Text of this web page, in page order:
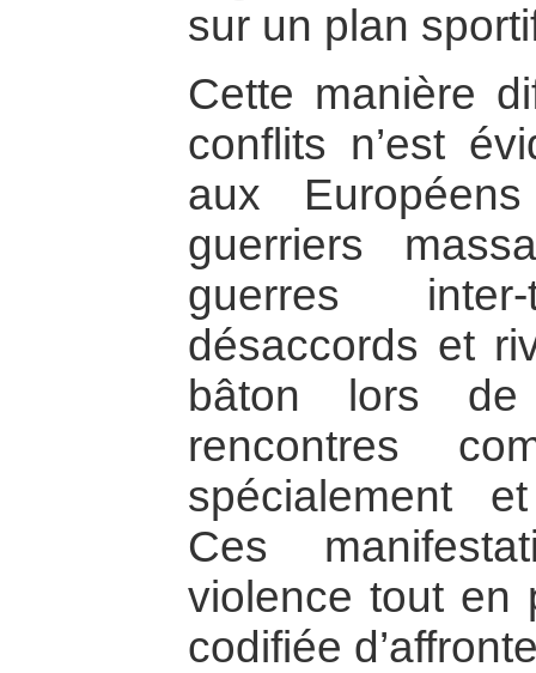
sur un plan
Cette manière
conflits n’est
aux
guerriers
guerres
désaccords et
bâton lors de
rencontres
spécialement
Ces
violence tout en
codifiée